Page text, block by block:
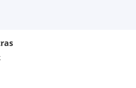
Sie gerne!
erhalten Sie bei unseren